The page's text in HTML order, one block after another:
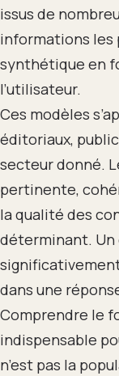
issus de
informations les
synthétique en
l’utilisateur.
Ces modèles
éditoriaux,
secteur donné.
pertinente,
la qualité des
déterminant.
dans une
Comprendre le
indispensable
n’est pas la